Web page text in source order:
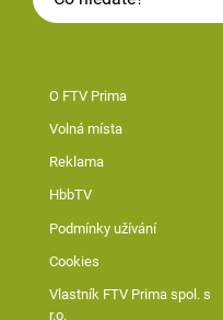
O FTV Prima
Volná místa
Reklama
HbbTV
Podmínky užívání
Cookies
Vlastník FTV Prima spol. s
r.o.